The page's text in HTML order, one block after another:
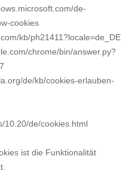
de-
cookies
kb/ph21411?locale=de_DE
chrome/bin/answer.py?
de/kb/cookies-erlauben-
10.20/de/cookies.html
ist die Funktionalität